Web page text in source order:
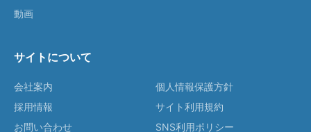
動画
サイトについて
会社案内
採用情報
お問い合わせ
個人情報保護方針
サイト利用規約
SNS利用ポリシー